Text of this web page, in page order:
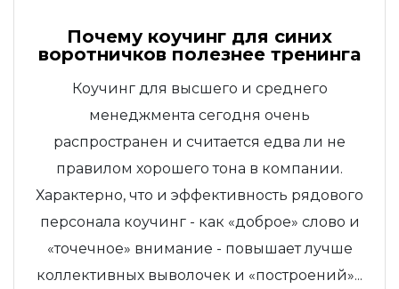
Почему коучинг для синих
воротничков полезнее тренинга
Коучинг для высшего и среднего
менеджмента сегодня очень
распространен и считается едва ли не
правилом хорошего тона в компании.
Характерно, что и эффективность рядового
персонала коучинг - как «доброе» слово и
«точечное» внимание - повышает лучше
коллективных выволочек и «построений»...